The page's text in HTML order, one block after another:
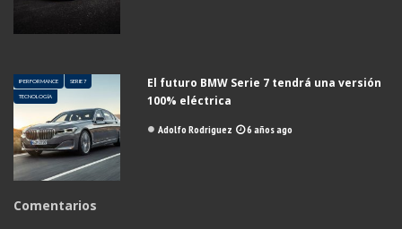
IPERFORMANCE SERIE 7
TECNOLOGÍA
El futuro BMW Serie 7 tendrá una versión
100% eléctrica
Adolfo Rodriguez 6 años ago
Comentarios